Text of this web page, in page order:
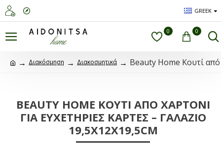
GREEK
0 0
Διακόσμηση Διακοσμητικά Beauty Home Κουτί από
BEAUTY HOME ΚΟΥΤΊ ΑΠΌ ΧΑΡΤΌΝΙ
ΓΙΑ ΕΥΧΕΤΉΡΙΕΣ ΚΆΡΤΕΣ – ΓΑΛΆΖΙΟ
19,5X12X19,5CM